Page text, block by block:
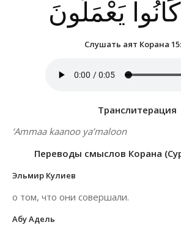
يَعْمَلُونَ
Слушать аят Корана
Транслитерация
‘Ammaa kaanoo ya’maloon
Переводы смыслов Корана
Эльмир Кулиев
о том, что они совершали.
Абу Адель